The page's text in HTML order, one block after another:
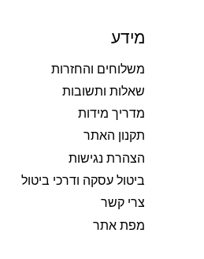
מידע
משלוחים והחזרות
שאלות ותשובות
מדריך מידות
תקנון האתר
הצהרת נגישות
ביטול עסקה ודרכי ביטול
צרי קשר
מפת אתר